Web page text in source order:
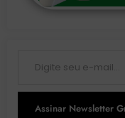
Assinar Newsletter